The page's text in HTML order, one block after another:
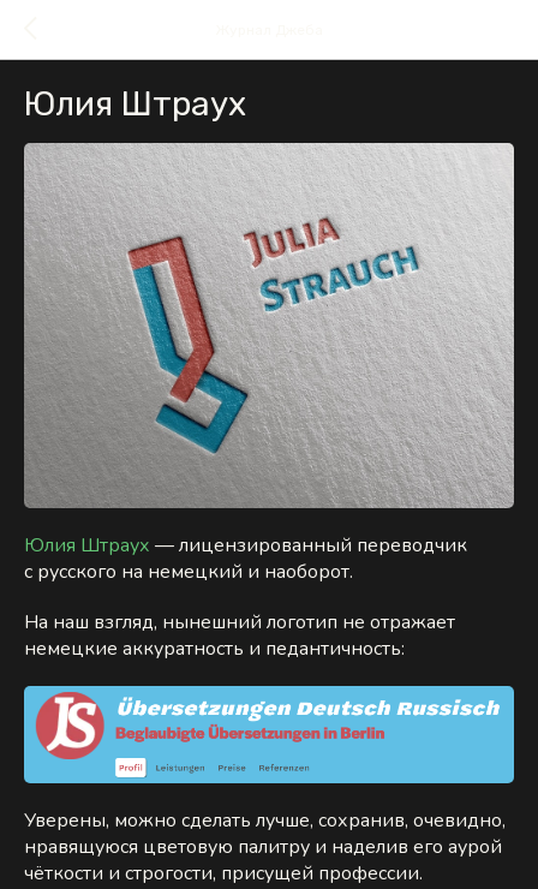
Юлия Штраух
Юлия Штраух — лицензированный переводчик
с русского на немецкий и наоборот.
На наш взгляд, нынешний логотип не отражает
немецкие аккуратность и педантичность:
Уверены, можно сделать лучше, сохранив, очевидно,
нравящуюся цветовую палитру и наделив его аурой
чёткости и строгости, присущей профессии.